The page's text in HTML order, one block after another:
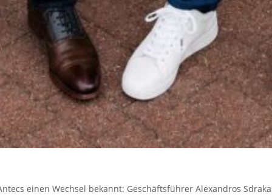
einen Wechsel bekannt: Geschäftsführer Alexandros